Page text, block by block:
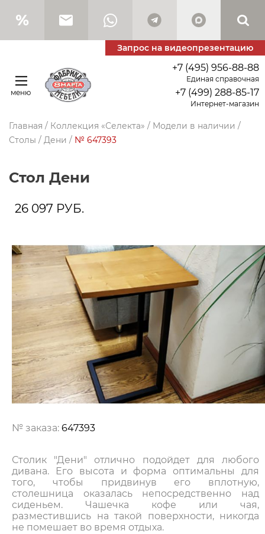
Запрос на видеопрезентацию
меню
+7 (495) 956-88-88
Единая справочная
+7 (499) 288-85-17
Интернет-магазин
Главная / Коллекция «Селекта» / Модели в наличии /
Столы / Дени / № 647393
стол Дени
26 097 РУБ.
№ заказа: 647393
Столик "Дени" отлично подойдет для любого
дивана. Его высота и форма оптимальны для
того, чтобы придвинув его вплотную,
столешница оказалась непосредственно над
сиденьем. Чашечка кофе или чая,
разместившись на такой поверхности, никогда
не помешает во время отдыха.